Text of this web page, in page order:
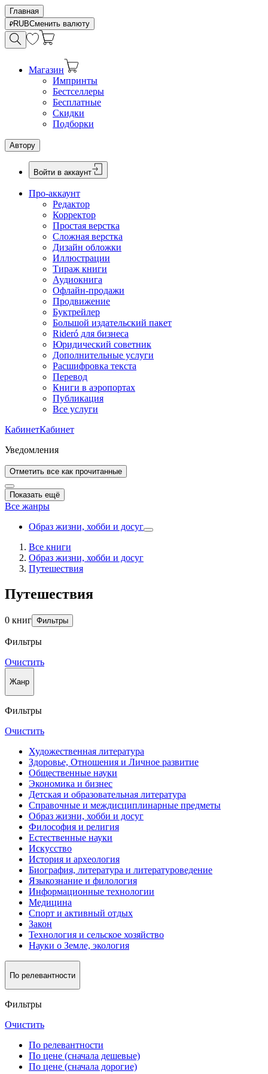
Главная
RUBСменить валюту
Магазин
Импринты
Бестселлеры
Бесплатные
Скидки
Подборки
Автору
Войти в аккаунт
Про-аккаунт
Редактор
Корректор
Простая верстка
Сложная верстка
Дизайн обложки
Иллюстрации
Тираж книги
Аудиокнига
Офлайн-продажи
Продвижение
Буктрейлер
Большой издательский пакет
Rideró для бизнеса
Юридический советник
Дополнительные услуги
Расшифровка текста
Перевод
Книги в аэропортах
Публикация
Все услуги
КабинетКабинет
Уведомления
Отметить все как прочитанные
Показать ещё
Все жанры
Образ жизни, хобби и досуг
Все книги
Образ жизни, хобби и досуг
Путешествия
Путешествия
0 книг Фильтры
Фильтры
Очистить
Жанр
Фильтры
Очистить
Художественная литература
Здоровье, Отношения и Личное развитие
Общественные науки
Экономика и бизнес
Детская и образовательная литература
Справочные и междисциплинарные предметы
Образ жизни, хобби и досуг
Философия и религия
Естественные науки
Искусство
История и археология
Биография, литература и литературоведение
Языкознание и филология
Информационные технологии
Медицина
Спорт и активный oтдых
Закон
Технология и сельское хозяйство
Науки о Земле, экология
По релевантности
Фильтры
Очистить
По релевантности
По цене (сначала дешевые)
По цене (сначала дорогие)